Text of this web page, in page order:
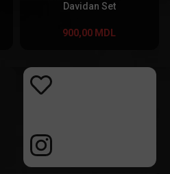
Davidan Set
900,00 MDL